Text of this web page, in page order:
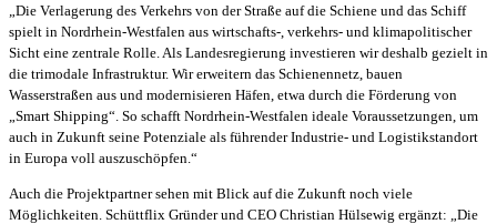
„Die Verlagerung des Verkehrs von der Straße auf die Schiene und das Schiff
spielt in Nordrhein-Westfalen aus wirtschafts-, verkehrs- und klimapolitischer
Sicht eine zentrale Rolle. Als Landesregierung investieren wir deshalb gezielt in
die trimodale Infrastruktur. Wir erweitern das Schienennetz, bauen
Wasserstraßen aus und modernisieren Häfen, etwa durch die Förderung von
„Smart Shipping“. So schafft Nordrhein-Westfalen ideale Voraussetzungen, um
auch in Zukunft seine Potenziale als führender Industrie- und Logistikstandort
in Europa voll auszuschöpfen.“
Auch die Projektpartner sehen mit Blick auf die Zukunft noch viele
Möglichkeiten. Schüttflix Gründer und CEO Christian Hülsewig ergänzt: „Die